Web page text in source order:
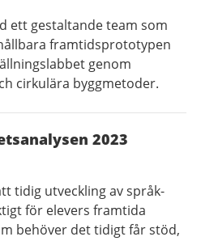
ett gestaltande team som
framtidsprototypen
genom
cirkulära byggmetoder.
2023
tidig utveckling av språk-
för elevers framtida
behöver det tidigt får stöd,